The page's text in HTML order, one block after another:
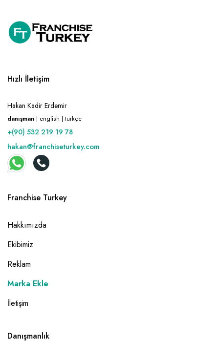
Hızlı İletişim
Hakan Kadir Erdemir
danışman | english | türkçe
+(90) 532 219 19 78
hakan@franchiseturkey.com
Franchise Turkey
Hakkımızda
Ekibimiz
Reklam
Marka Ekle
İletişim
Danışmanlık